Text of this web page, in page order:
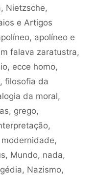
, Nietzsche,
e Artigos
, apolíneo e
falava zaratustra,
, ecce homo,
, filosofia da
da moral,
, grego,
,
modernidade,
, Mundo, nada,
, Nazismo,